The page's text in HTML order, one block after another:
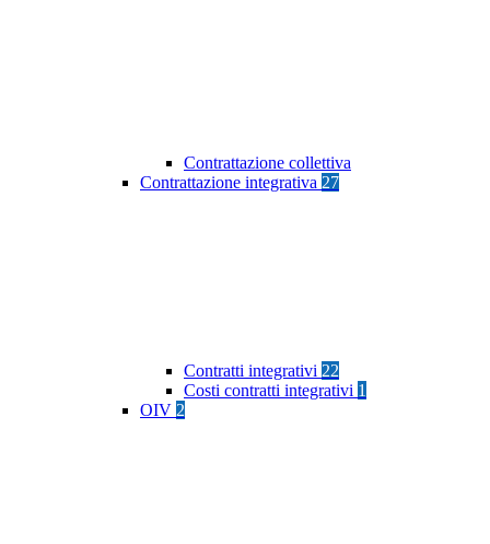
Contrattazione collettiva
Contrattazione integrativa 27
Contratti integrativi 22
Costi contratti integrativi 1
OIV 2